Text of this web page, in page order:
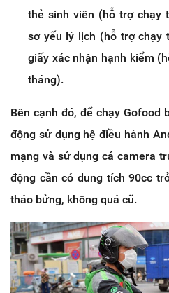
thẻ sinh viên (hỗ trợ chạy
sơ yếu lý lịch (hỗ trợ chạy
giấy xác nhận hạnh kiểm
tháng).
Bên cạnh đó, để chạy Gofood
động sử dụng hệ điều hành
mạng và sử dụng cả camera
động cần có dung tích 90cc
tháo bửng, không quá cũ.